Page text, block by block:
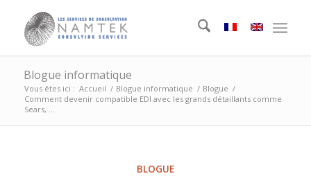
Blogue informatique
Vous êtes ici : Accueil / Blogue informatique / Blogue /
Comment devenir compatible EDI avec les grands détaillants comme
Sears, ...
BLOGUE